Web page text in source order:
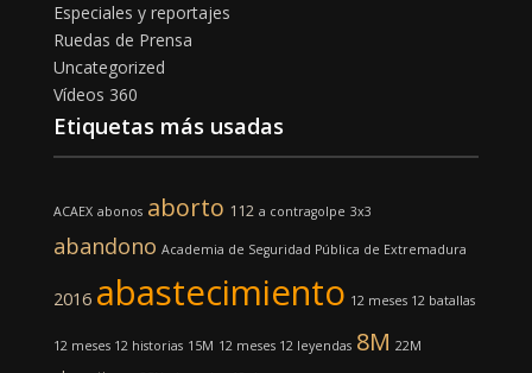
Especiales y reportajes
Ruedas de Prensa
Uncategorized
Vídeos 360
Etiquetas más usadas
ACAEX abonos aborto 112 a contragolpe 3x3
abandono Academia de Seguridad Pública de Extremadura
2016 abastecimiento 12 meses 12 batallas
12 meses 12 historias 15M 12 meses 12 leyendas 8M 22M